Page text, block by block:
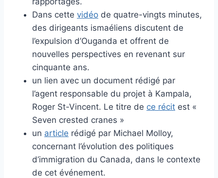
Dans cette vidéo de quatre-vingts minutes,
des dirigeants ismaéliens discutent de
l’expulsion d’Ouganda et offrent de
nouvelles perspectives en revenant sur
cinquante ans.
un lien avec un document rédigé par
l’agent responsable du projet à Kampala,
Roger St-Vincent. Le titre de ce récit est «
Seven crested cranes »
un article rédigé par Michael Molloy,
concernant l’évolution des politiques
d’immigration du Canada, dans le contexte
de cet événement.